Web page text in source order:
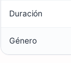
Duración
Género